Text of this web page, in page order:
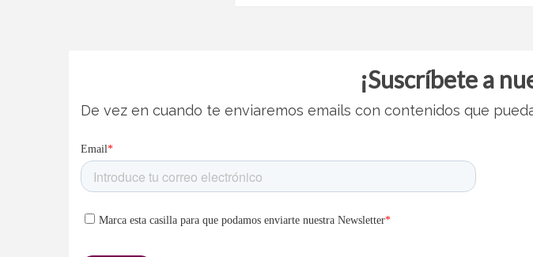
¡Suscríbete a
De vez en cuando te enviaremos emails con contenidos que